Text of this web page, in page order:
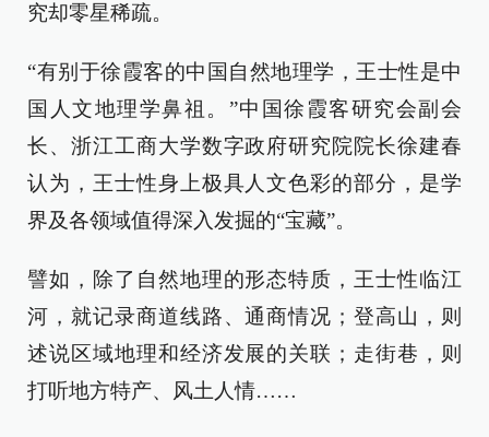
究却零星稀疏。
“有别于徐霞客的中国自然地理学，王士性是中
国人文地理学鼻祖。”中国徐霞客研究会副会
长、浙江工商大学数字政府研究院院长徐建春
认为，王士性身上极具人文色彩的部分，是学
界及各领域值得深入发掘的“宝藏”。
譬如，除了自然地理的形态特质，王士性临江
河，就记录商道线路、通商情况；登高山，则
述说区域地理和经济发展的关联；走街巷，则
打听地方特产、风土人情……